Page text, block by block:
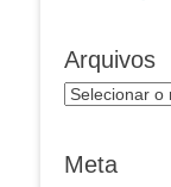
Arquivos
Arquivos
Meta